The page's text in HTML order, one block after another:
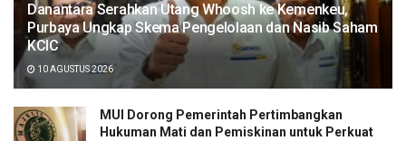
Danantara Serahkan Utang Whoosh ke Kemenkeu,
Purbaya Ungkap Skema Pengelolaan dan Nasib Saham
KCIC
10 AGUSTUS 2026
MUI Dorong Pemerintah Pertimbangkan
Hukuman Mati dan Pemiskinan untuk Perkuat